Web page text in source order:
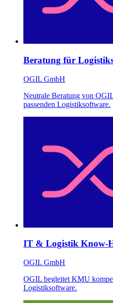
Beratung für
OGIL GmbH
Neutrale Beratung von
passenden Logistiksoftware.
IT & Logistik Know-
OGIL GmbH
OGIL begleitet KMU
Logistiksoftware.